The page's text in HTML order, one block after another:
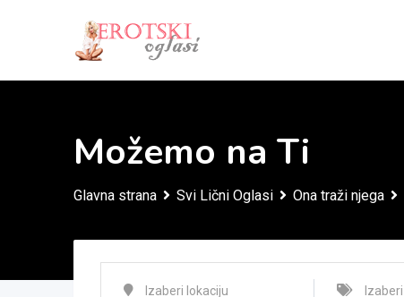
Možemo na Ti
Glavna strana Svi Lični Oglasi Ona traži njega